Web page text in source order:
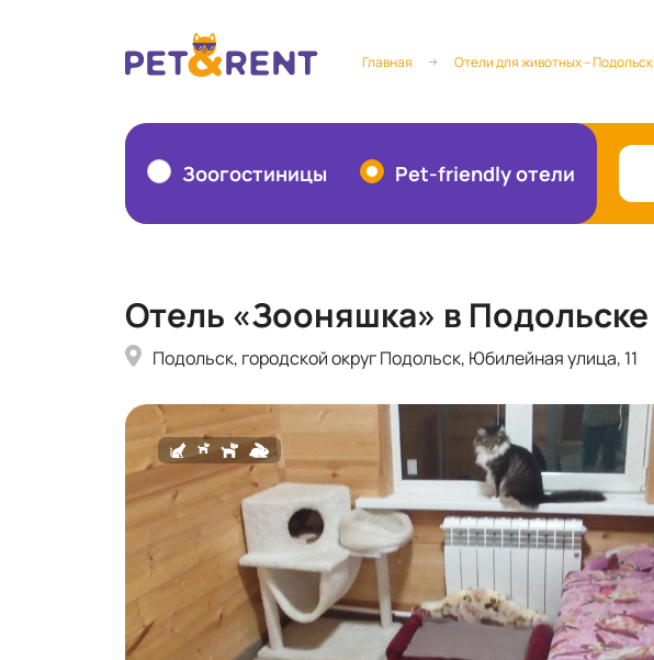
Главная Отели для животных – Подольск
Зоогостиницы Pet-friendly отели
Отель «Зооняшка» в Подольске
Подольск, городской округ Подольск, Юбилейная улица, 11